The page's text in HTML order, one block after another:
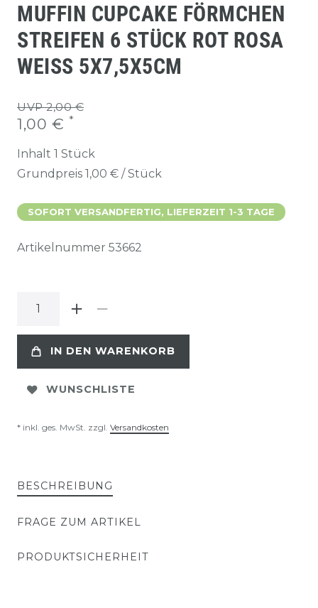
MUFFIN CUPCAKE FÖRMCHEN
STREIFEN 6 STÜCK ROT ROSA
WEISS 5X7,5X5CM
UVP 2,00 €
1,00 € *
Inhalt 1 Stück
Grundpreis 1,00 € / Stück
SOFORT VERSANDFERTIG, LIEFERZEIT 1-3 TAGE
Artikelnummer 53662
IN DEN WARENKORB
WUNSCHLISTE
* inkl. ges. MwSt. zzgl. Versandkosten
BESCHREIBUNG
FRAGE ZUM ARTIKEL
PRODUKTSICHERHEIT